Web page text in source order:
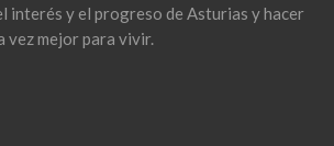
interés y el progreso de Asturias y hacer
vez mejor para vivir.